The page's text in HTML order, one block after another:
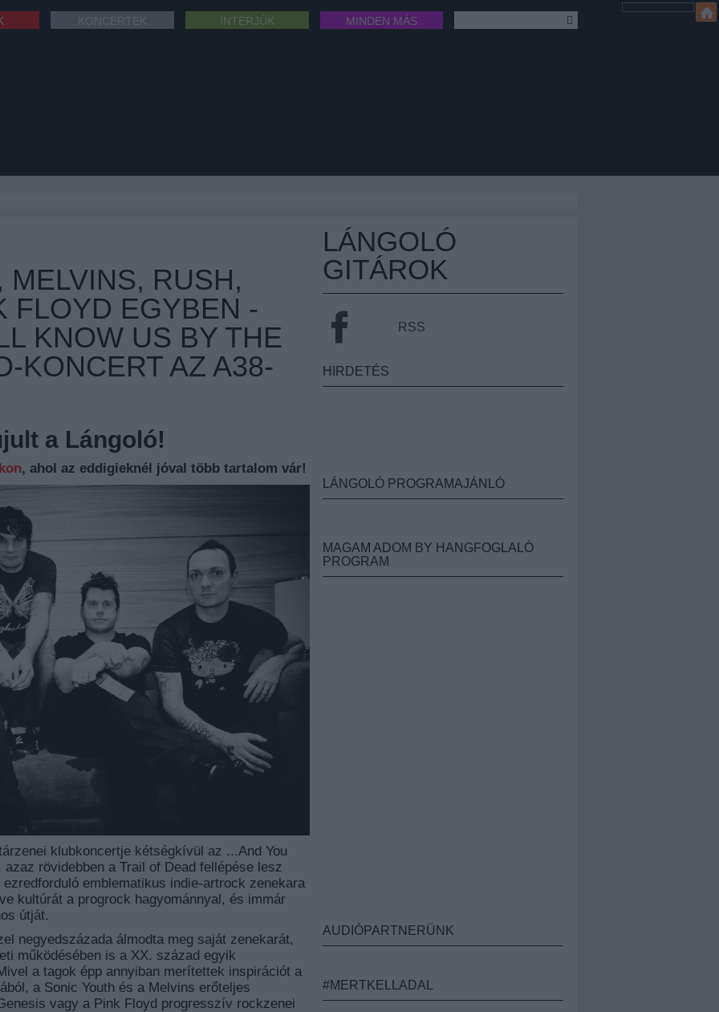
INTERJÚK MINDEN MÁS
RUSH,
FLOYD EGYBEN -
KNOW US BY THE
KONCERT AZ A38-
a Lángoló!
, ahol az eddigieknél jóval több tartalom vár!
klubkoncertje kétségkívül az ...And You
rövidebben a Trail of Dead fellépése lesz
emblematikus indie-artrock zenekara
kultúrát a progrock hagyománnyal, és immár
útját.
negyedszázada álmodta meg saját zenekarát,
működésében is a XX. század egyik
a tagok épp annyiban merítettek inspirációt a
a Sonic Youth és a Melvins erőteljes
vagy a Pink Floyd progresszív rockzenei
LÁNGOLÓ
GITÁROK
RSS
HIRDETÉS
LÁNGOLÓ PROGRAMAJÁNLÓ
MAGAM ADOM BY HANGFOGLALÓ
PROGRAM
AUDIÓPARTNERÜNK
#MERTKELLADAL